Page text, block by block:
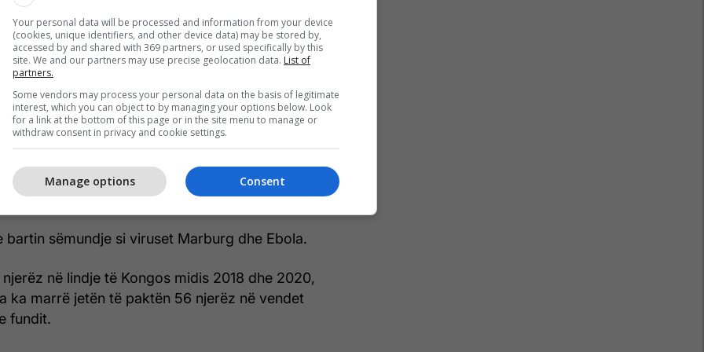
e tjera kanë përjetuar ethe, të vjella, gjakderdhje,
dhimbje kyçesh, transmeton Telegrafi.
ishin nga i njëjti fshat, ku nga janari kanë
të tjerë. Së shpejti sëmundja misterioze u shfaq
përpara se të përhapej edhe më tej.
419 raste dhe 53 njerëz kanë vdekur në
një rajon veriperëndimor i pyjeve tropikale dhe
sa madhësia e Anglisë.
bartin sëmundje si viruset Marburg dhe Ebola.
në lindje të Kongos midis 2018 dhe 2020,
ka marrë jetën të paktën 56 njerëz në vendet
fundit.
Your personal data will be processed and information from your device
(cookies, unique identifiers, and other device data) may be stored by,
accessed by and shared with 369 partners, or used specifically by this
site. We and our partners may use precise geolocation data. List of
partners.
Some vendors may process your personal data on the basis of legitimate
interest, which you can object to by managing your options below. Look
for a link at the bottom of this page or in the site menu to manage or
withdraw consent in privacy and cookie settings.
Consent
Manage options